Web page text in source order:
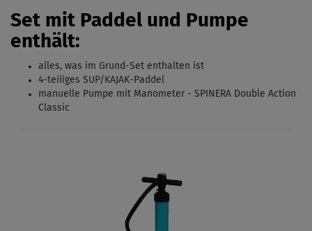
Set mit Paddel und Pumpe
enthält:
alles, was im Grund-Set enthalten ist
4-teiliges SUP/KAJAK-Paddel
manuelle Pumpe mit Manometer - SPINERA Double Action
Classic